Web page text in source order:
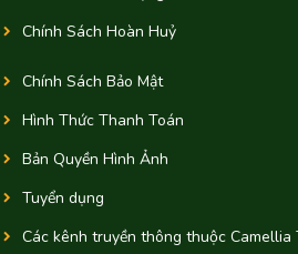
Chính Sách Hoàn Huỷ
Chính Sách Bảo Mật
Hình Thức Thanh Toán
Bản Quyền Hình Ảnh
Tuyển dụng
Các kênh truyền thông thuộc Camellia